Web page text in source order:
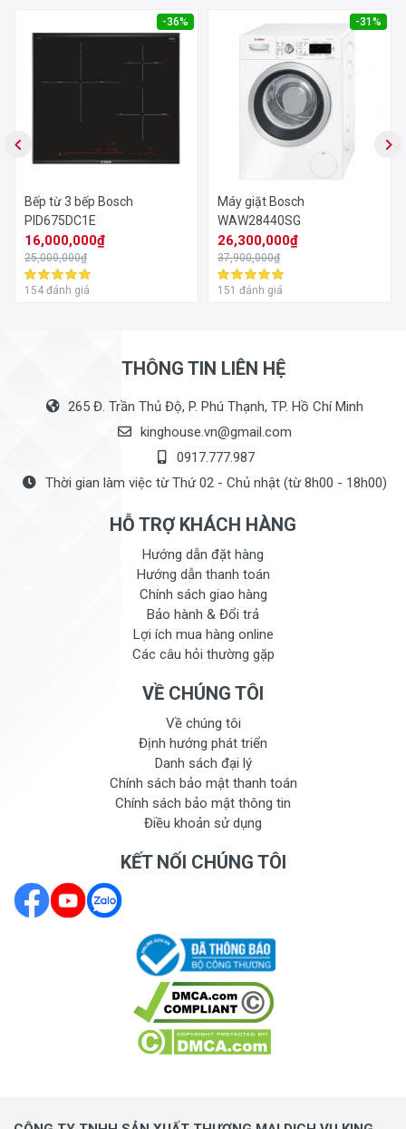
-36%
Bếp từ 3 bếp Bosch
PID675DC1E
16,000,000₫
25,000,000₫
154 đánh giá
-31%
Máy giặt Bosch
WAW28440SG
26,300,000₫
37,900,000₫
151 đánh giá
THÔNG TIN LIÊN HỆ
265 Đ. Trần Thủ Độ, P. Phú Thạnh, TP. Hồ Chí Minh
kinghouse.vn@gmail.com
0917.777.987
Thời gian làm việc từ Thứ 02 - Chủ nhật (từ 8h00 - 18h00)
HỖ TRỢ KHÁCH HÀNG
Hướng dẫn đặt hàng
Hướng dẫn thanh toán
Chính sách giao hàng
Bảo hành & Đổi trả
Lợi ích mua hàng online
Các câu hỏi thường gặp
VỀ CHÚNG TÔI
Về chúng tôi
Định hướng phát triển
Danh sách đại lý
Chính sách bảo mật thanh toán
Chính sách bảo mật thông tin
Điều khoản sử dụng
KẾT NỐI CHÚNG TÔI